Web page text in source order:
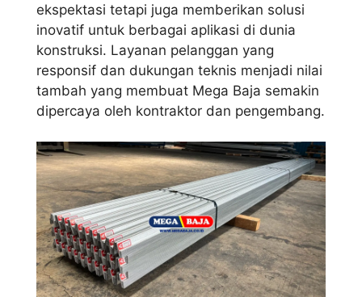
ekspektasi tetapi juga memberikan solusi
inovatif untuk berbagai aplikasi di dunia
konstruksi. Layanan pelanggan yang
responsif dan dukungan teknis menjadi nilai
tambah yang membuat Mega Baja semakin
dipercaya oleh kontraktor dan pengembang.